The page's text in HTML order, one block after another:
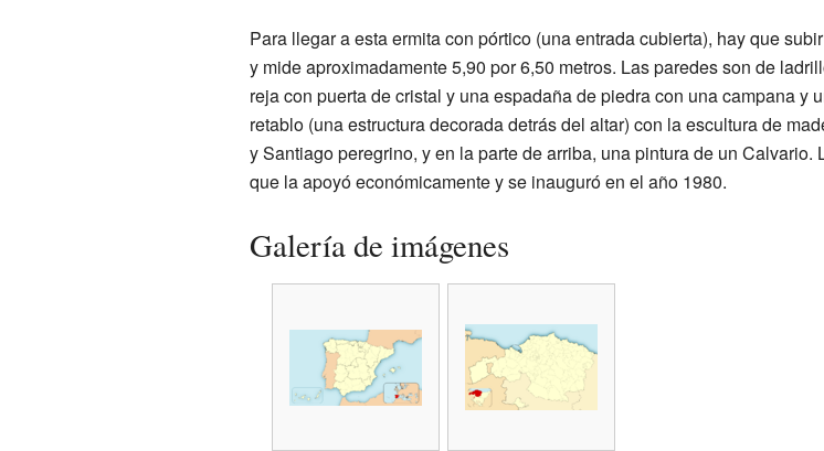
Para llegar a esta ermita con pórtico (una entrada cubierta), hay que
y mide aproximadamente 5,90 por 6,50 metros. Las paredes son de
reja con puerta de cristal y una espadaña de piedra con una campana y
retablo (una estructura decorada detrás del altar) con la escultura de
y Santiago peregrino, y en la parte de arriba, una pintura de un
que la apoyó económicamente y se inauguró en el año 1980.
Galería de imágenes